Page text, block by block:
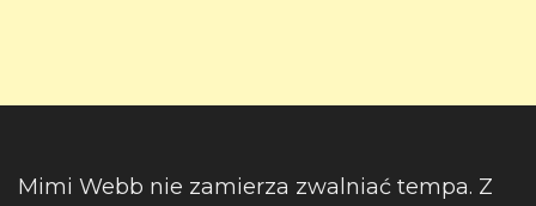
Mimi Webb nie zamierza zwalniać tempa. Z